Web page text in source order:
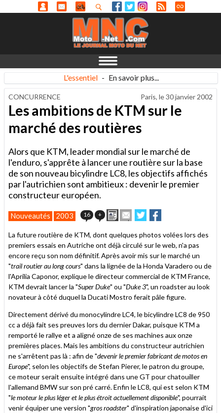
L'essentiel - En savoir plus...
CONCURRENCE Paris, le30 janvier 2002
Les ambitions de KTM sur le
marché des routières
Alors que KTM, leader mondial sur le marché de
l'enduro, s'apprête à lancer une routière sur la base
de son nouveau bicylindre LC8, les objectifs affichés
par l'autrichien sont ambitieux : devenir le premier
constructeur européen.
Nouveautés 2003 16 + ImprimerEnvoyer
cet
à
un
ami
Partager
sur
sur
La future routière de KTM, dont quelques photos volées lors des
premiers essais en Autriche ont déjà circulé sur le web, n'a pas
encore reçu son nom définitif. Après avoir mis sur le marché un
"trail routier au long cours" dans la lignée de la Honda Varadero ou de
l'Aprilia Caponor, explique le directeur commercial de KTM France,
KTM devrait lancer la "Super Duke" ou "Duke 3", un roadster au look
novateur à côté duquel la Ducati Mostro ferait pâle figure.
Directement dérivé du monocylindre LC4, le bicylindre LC8 de 950
cc a déjà fait ses preuves lors du dernier Dakar, puisque KTM a
remporté le rallye et a aligné onze de ses machines aux onze
premières places. Mais les ambitions du constructeur autrichien
ne s'arrêtent pas là : afin de "devenir le premier fabricant de motos en
Europe", selon les objectifs de Stefan Pierer, le patron du groupe,
ce moteur serait ensuite intégré dans une GT pour chatouiller
l'allemand BMW sur son pré carré. Enfin le LC8, qui est selon KTM
"le moteur le plus léger et le plus étroit actuellement disponible", pourrait
venir équiper une version "gros roadster" d'inspiration japonaise d'ici